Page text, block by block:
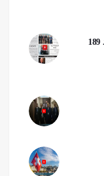
صدور العدد 648 القسم العربي والعدد 189